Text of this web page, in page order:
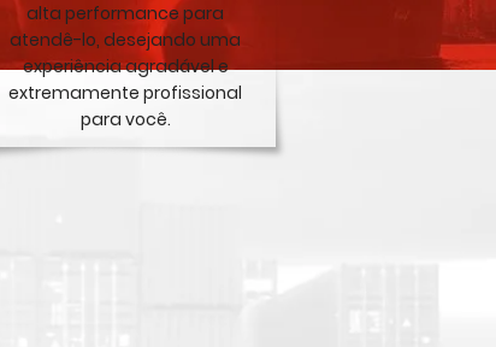
alta performance para
atendê-lo, desejando uma
experiência agradável e
extremamente profissional
para você.